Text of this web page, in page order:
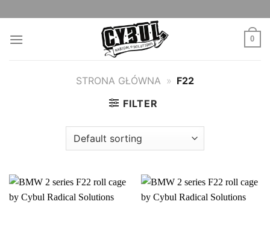
to
content
0
STRONA GŁÓWNA » F22
FILTER